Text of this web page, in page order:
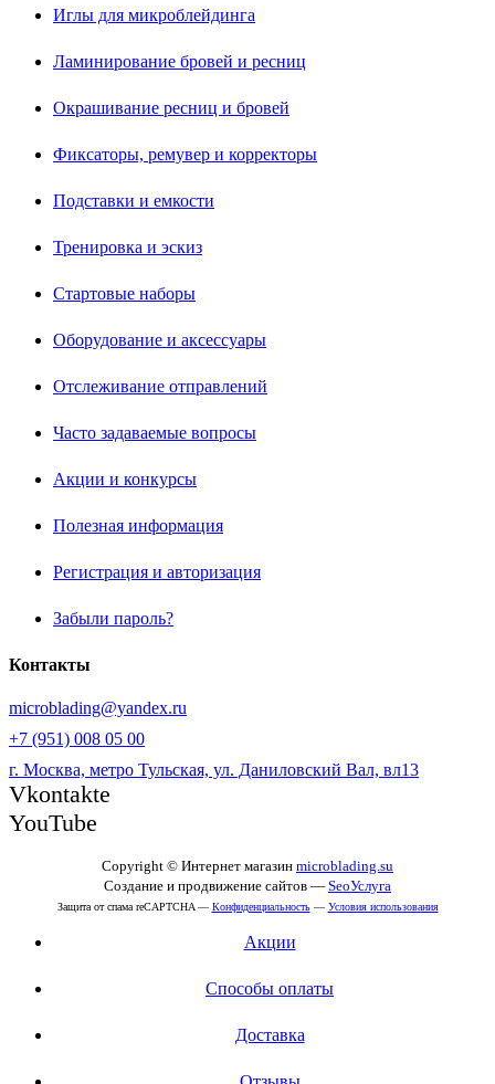
Иглы для микроблейдинга
Ламинирование бровей и ресниц
Окрашивание ресниц и бровей
Фиксаторы, ремувер и корректоры
Подставки и емкости
Тренировка и эскиз
Стартовые наборы
Оборудование и аксессуары
Отслеживание отправлений
Часто задаваемые вопросы
Акции и конкурсы
Полезная информация
Регистрация и авторизация
Забыли пароль?
Контакты
microblading@yandex.ru
+7 (951) 008 05 00
г. Москва, метро Тульская, ул. Даниловский Вал, вл13
Vkontakte
YouTube
Copyright © Интернет магазин microblading.su
Создание и продвижение сайтов — SeoУслуга
Защита от спама reCAPTCHA — Конфиденциальность— Условия использования
Акции
Способы оплаты
Доставка